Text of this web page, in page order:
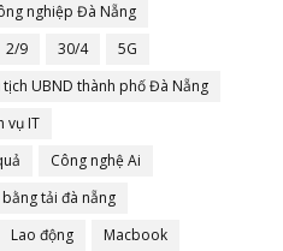
nghiệp Đà Nẵng
2/9 30/4
5G
tịch UBND thành phố Đà Nẵng
vụ IT
Công nghệ Ai
tải đà nẵng
Lao động
Macbook